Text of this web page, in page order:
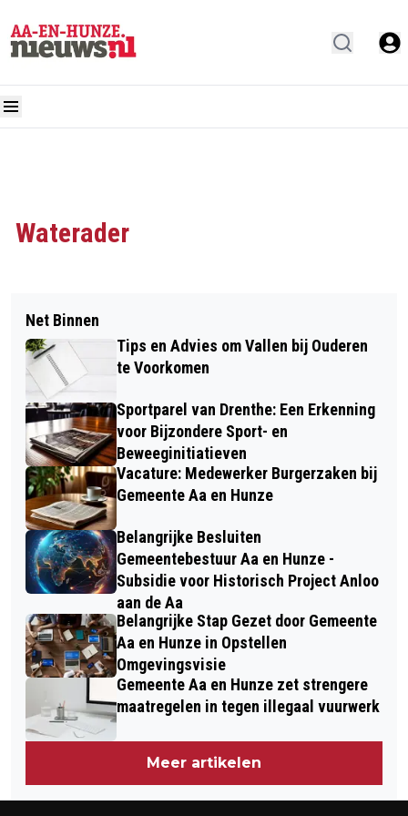
Waterader
Net Binnen
Tips en Advies om Vallen bij Ouderen
te Voorkomen
Sportparel van Drenthe: Een Erkenning
voor Bijzondere Sport- en
Beweeginitiatieven
Vacature: Medewerker Burgerzaken bij
Gemeente Aa en Hunze
Belangrijke Besluiten
Gemeentebestuur Aa en Hunze -
Subsidie voor Historisch Project Anloo
aan de Aa
Belangrijke Stap Gezet door Gemeente
Aa en Hunze in Opstellen
Omgevingsvisie
Gemeente Aa en Hunze zet strengere
maatregelen in tegen illegaal vuurwerk
Meer artikelen